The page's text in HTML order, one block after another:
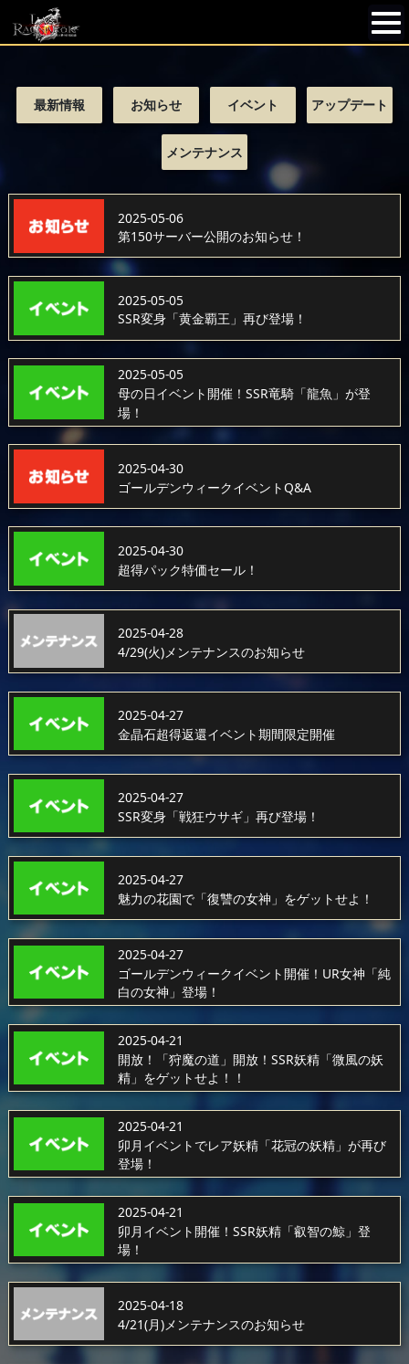
最新情報 お知らせ イベント アップデート
メンテナンス
2025-05-06
第150サーバー公開のお知らせ！
2025-05-05
SSR変身「黄金覇王」再び登場！
2025-05-05
母の日イベント開催！SSR竜騎「龍魚」が登
場！
2025-04-30
ゴールデンウィークイベントQ&A
2025-04-30
超得パック特価セール！
2025-04-28
4/29(火)メンテナンスのお知らせ
2025-04-27
金晶石超得返還イベント期間限定開催
2025-04-27
SSR変身「戦狂ウサギ」再び登場！
2025-04-27
魅力の花園で「復讐の女神」をゲットせよ！
2025-04-27
ゴールデンウィークイベント開催！UR女神「純
白の女神」登場！
2025-04-21
開放！「狩魔の道」開放！SSR妖精「微風の妖
精」をゲットせよ！！
2025-04-21
卯月イベントでレア妖精「花冠の妖精」が再び
登場！
2025-04-21
卯月イベント開催！SSR妖精「叡智の鯨」登
場！
2025-04-18
4/21(月)メンテナンスのお知らせ